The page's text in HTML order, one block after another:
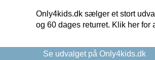
Only4kids.dk sælger et stort
og 60 dages returret. Klik her for
Se udvalget på Only4kids.dk